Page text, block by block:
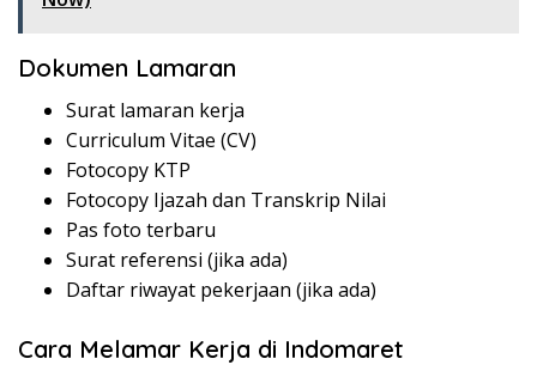
Dokumen Lamaran
Surat lamaran kerja
Curriculum Vitae (CV)
Fotocopy KTP
Fotocopy Ijazah dan Transkrip Nilai
Pas foto terbaru
Surat referensi (jika ada)
Daftar riwayat pekerjaan (jika ada)
Cara Melamar Kerja di Indomaret